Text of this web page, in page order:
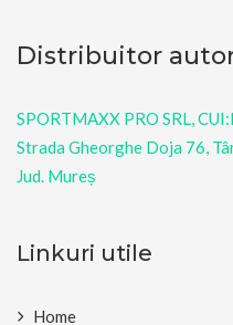
Distribuitor
SPORTMAXX PRO SRL,
Strada Gheorghe Doja 76,
Jud. Mureș
Linkuri utile
Home